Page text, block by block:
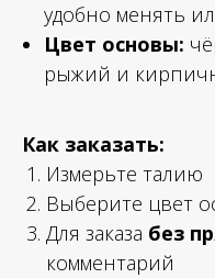
удобно менять
Цвет основы:
рыжий и
Как заказать:
Измерьте талию
Выберите цвет
Для заказа без
комментарий